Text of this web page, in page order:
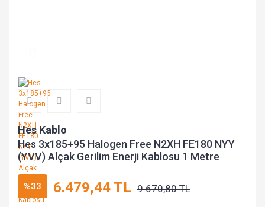
Hes Kablo
Hes 3x185+95 Halogen Free N2XH FE180 NYY
(YVV) Alçak Gerilim Enerji Kablosu 1 Metre
%33 6.479,44 TL 9.670,80 TL